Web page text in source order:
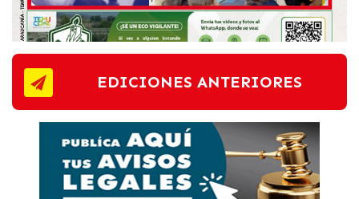
EDICIONES ANTERIORES